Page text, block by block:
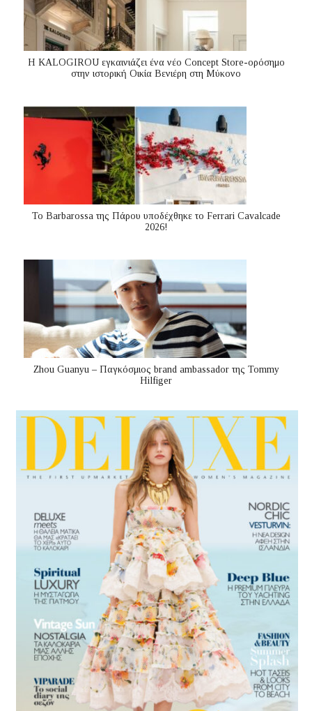
Η KALOGIROU εγκαινιάζει ένα νέο Concept Store-ορόσημο
στην ιστορική Οικία Βενιέρη στη Μύκονο
Το Barbarossa της Πάρου υποδέχθηκε το Ferrari Cavalcade
2026!
Zhou Guanyu – Παγκόσμιος brand ambassador της Tommy
Hilfiger